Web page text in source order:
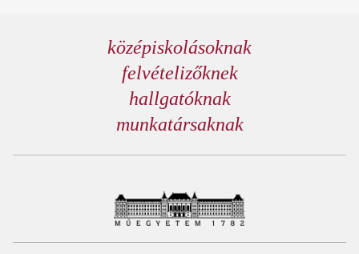
középiskolásoknak
felvételizőknek
hallgatóknak
munkatársaknak